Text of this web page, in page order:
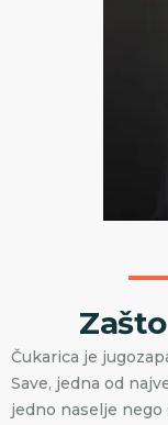
Čukarica je
Save, jedna od
jedno naselje